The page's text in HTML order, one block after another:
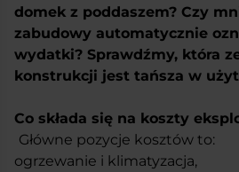
domek z poddaszem? Czy
zabudowy automatycznie
wydatki? Sprawdźmy, która
konstrukcji jest tańsza w
Co składa się na koszty
Główne pozycje kosztów to:
ogrzewanie i klimatyzacja,